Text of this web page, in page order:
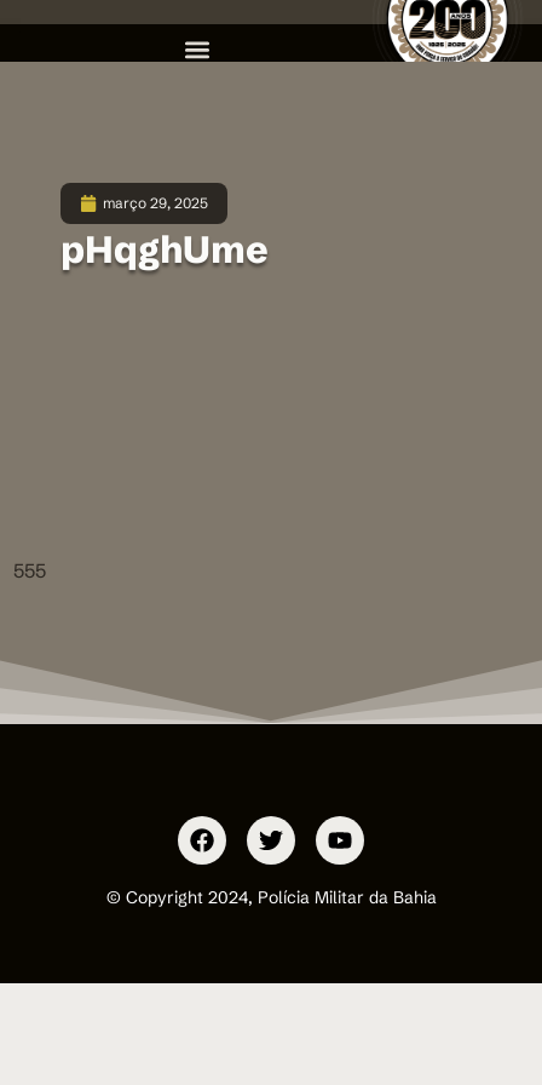
março 29, 2025
pHqghUme
555
© Copyright 2024, Polícia Militar da Bahia